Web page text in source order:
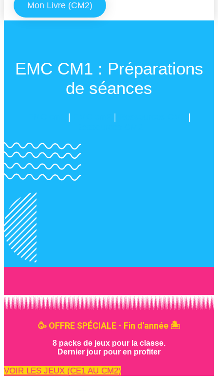
Mon Livre (CM2)
EMC CM1 : Préparations
de séances
🥳 OFFRE SPÉCIALE - Fin d'année 🏝️
8 packs de jeux pour la classe.
Dernier jour pour en profiter
VOIR LES JEUX (CE1 AU CM2)